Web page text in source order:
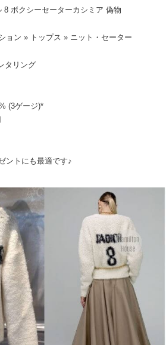
8 ボクシーセーターカシミア 偽物
ョン » トップス » ニット・セーター
タリング
(3ゲージ)*
ントにも最適です♪